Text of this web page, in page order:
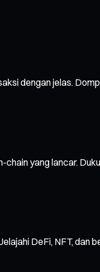
dengan jelas.
yang lancar.
DeFi, NFT,